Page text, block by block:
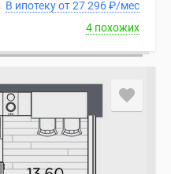
В ипотеку от 27 296₽/мес
4 похожих